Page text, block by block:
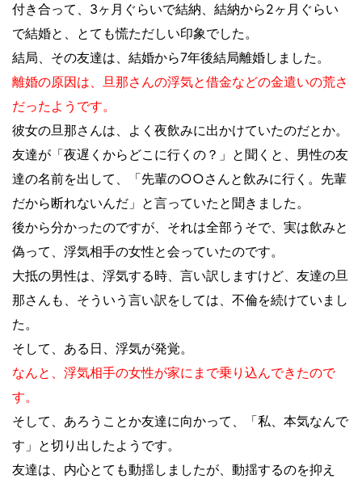
付き合って、3ヶ月ぐらいで結納、結納から2ヶ月ぐらい
で結婚と、とても慌ただしい印象でした。
結局、その友達は、結婚から7年後結局離婚しました。
離婚の原因は、旦那さんの浮気と借金などの金遣いの荒さ
だったようです。
彼女の旦那さんは、よく夜飲みに出かけていたのだとか。
友達が「夜遅くからどこに行くの？」と聞くと、男性の友
達の名前を出して、「先輩の○○さんと飲みに行く。先輩
だから断れないんだ」と言っていたと聞きました。
後から分かったのですが、それは全部うそで、実は飲みと
偽って、浮気相手の女性と会っていたのです。
大抵の男性は、浮気する時、言い訳しますけど、友達の旦
那さんも、そういう言い訳をしては、不倫を続けていまし
た。
そして、ある日、浮気が発覚。
なんと、浮気相手の女性が家にまで乗り込んできたので
す。
そして、あろうことか友達に向かって、「私、本気なんで
す」と切り出したようです。
友達は、内心とても動揺しましたが、動揺するのを抑え